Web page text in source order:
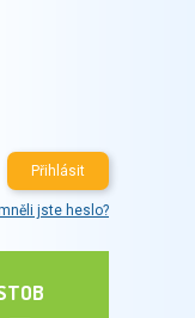
Přihlásit
jste heslo?